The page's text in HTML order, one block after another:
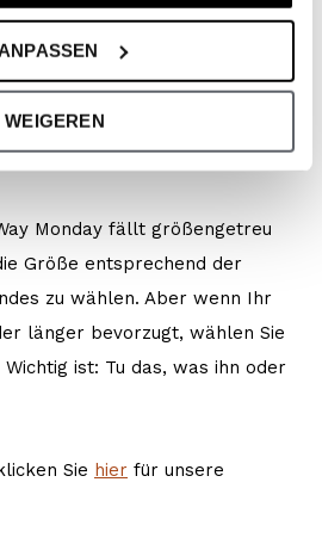
WEIGEREN
86)
colour
95% Polyester/ 5% Elastane
Monday fällt größengetreu
Größe entsprechend der
zu wählen. Aber wenn Ihr
länger bevorzugt, wählen Sie
ist: Tu das, was ihn oder
Sie hier für unsere